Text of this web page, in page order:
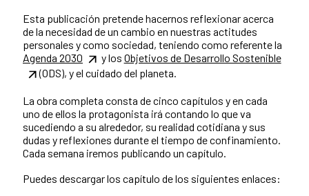
Esta publicación pretende hacernos reflexionar acerca
de la necesidad de un cambio en nuestras actitudes
personales y como sociedad, teniendo como referente la
Agenda 2030
y los Objetivos de Desarrollo Sostenible
(ODS), y el cuidado del planeta.
La obra completa consta de cinco capítulos y en cada
uno de ellos la protagonista irá contando lo que va
sucediendo a su alrededor, su realidad cotidiana y sus
dudas y reflexiones durante el tiempo de confinamiento.
Cada semana iremos publicando un capítulo.
Puedes descargar los capítulo de los siguientes enlaces: